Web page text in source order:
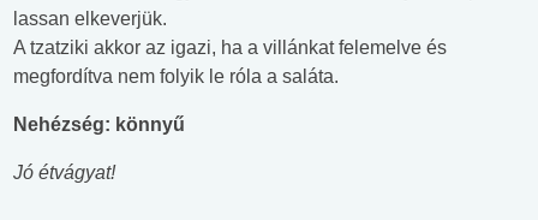
lassan elkeverjük.
A tzatziki akkor az igazi, ha a villánkat felemelve és
megfordítva nem folyik le róla a saláta.
Nehézség: könnyű
Jó étvágyat!